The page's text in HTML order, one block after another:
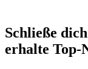
Schließe
erhalte Top-